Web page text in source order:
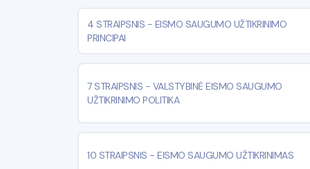
4 STRAIPSNIS - EISMO SAUGUMO UŽTIKRINIMO
PRINCIPAI
7 STRAIPSNIS - VALSTYBINĖ EISMO SAUGUMO
UŽTIKRINIMO POLITIKA
10 STRAIPSNIS - EISMO SAUGUMO UŽTIKRINIMAS